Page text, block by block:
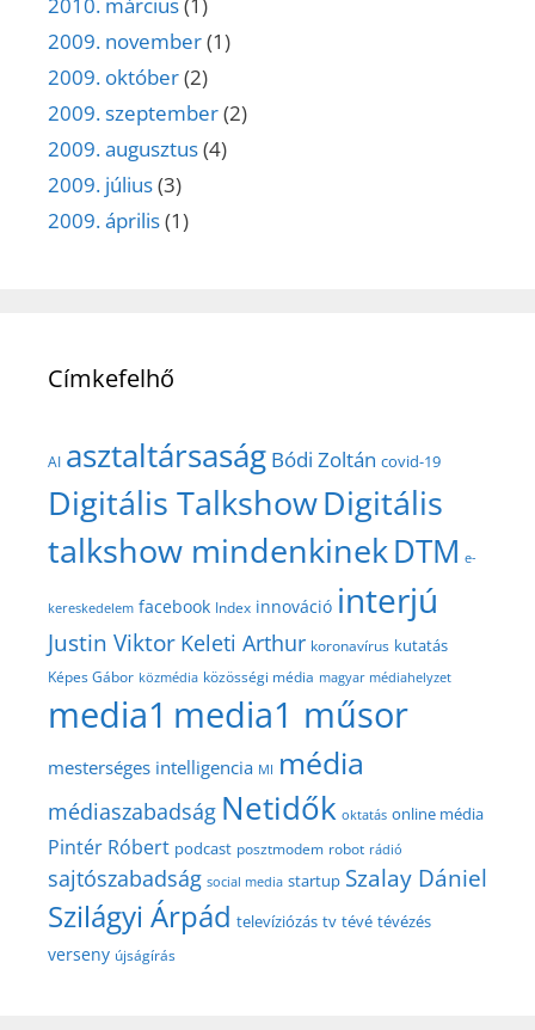
2009. november(1)
2009. október(2)
2009. szeptember(2)
2009. augusztus(4)
2009. július(3)
2009. április(1)
Címkefelhő
AI asztaltársaság Bódi Zoltán covid-19
Digitális TalkshowDigitális
talkshow mindenkinekDTM e-
kereskedelem facebook Index innováció interjú
Justin Viktor Keleti Arthur koronavírus kutatás
Képes Gábor közmédia közösségi média magyar médiahelyzet
media1 media1 műsor
mesterséges intelligencia MI média
médiaszabadság Netidők oktatás online média
Pintér Róbert podcast posztmodem robot rádió
sajtószabadság social media startup Szalay Dániel
Szilágyi Árpád televíziózás tv tévé tévézés
verseny újságírás